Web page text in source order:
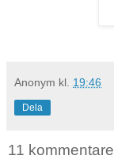
Anonym kl. 19:46
Dela
11